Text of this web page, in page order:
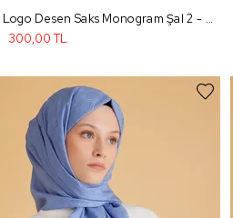
Belli Fresh Logo Desen Saks Monogram Şal 2 - 97
300,00 TL